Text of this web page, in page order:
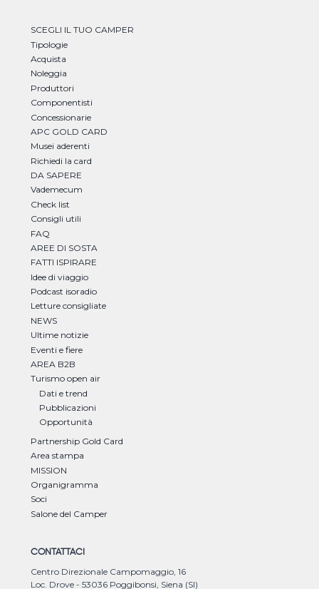
SCEGLI IL TUO CAMPER
Tipologie
Acquista
Noleggia
Produttori
Componentisti
Concessionarie
APC GOLD CARD
Musei aderenti
Richiedi la card
DA SAPERE
Vademecum
Check list
Consigli utili
FAQ
AREE DI SOSTA
FATTI ISPIRARE
Idee di viaggio
Podcast isoradio
Letture consigliate
NEWS
Ultime notizie
Eventi e fiere
AREA B2B
Turismo open air
Dati e trend
Pubblicazioni
Opportunità
Partnership Gold Card
Area stampa
MISSION
Organigramma
Soci
Salone del Camper
CONTATTACI
Centro Direzionale Campomaggio, 16
Loc. Drove - 53036 Poggibonsi, Siena (SI)